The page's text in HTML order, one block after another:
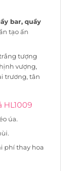
bar, quầy
tạo ấn
tượng
vượng,
trương, tân
úa.
phí thay hoa